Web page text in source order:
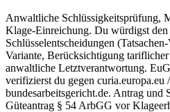
Anwaltliche Schlüssigkeitsprüfung,
Klage-Einreichung. Du würdigst
Schlüsselentscheidungen
Variante, Berücksichtigung
anwaltliche Letztverantwortung.
verifizierst du gegen curia.europa.eu
bundesarbeitsgericht.de. Antrag und
Güteantrag § 54 ArbGG vor